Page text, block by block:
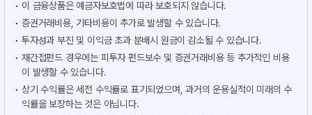
이 금융상품은 예금자보호법에 따라 보호되지 않습니다.
증권거래비용, 기타비용이 추가로 발생할 수 있습니다.
투자성과 부진 및 이익금 초과 분배시 원금이 감소될 수 있습니다.
재간접펀드 경우에는 피투자 펀드보수 및 증권거래비용 등 추가적인 비용
이 발생할 수 있습니다.
상기 수익률은 세전 수익률로 표기되었으며, 과거의 운용실적이 미래의 수
익률을 보장하는 것은 아닙니다.